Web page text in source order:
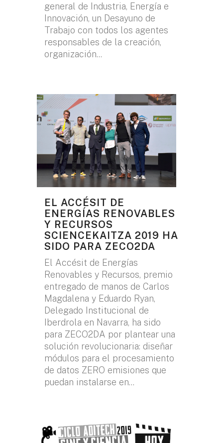
general de Industria, Energía e
Innovación, un Desayuno de
Trabajo con todos los agentes
responsables de la creación,
organización...
EL ACCÉSIT DE
ENERGÍAS RENOVABLES
Y RECURSOS
SCIENCEKAITZA 2019 HA
SIDO PARA ZECO2DA
El Accésit de Energías
Renovables y Recursos, premio
entregado de manos de Carlos
Magdalena y Eduardo Ryan,
Delegado Institucional de
Iberdrola en Navarra, ha sido
para ZECO2DA por plantear una
solución revolucionaria: diseñar
módulos para el procesamiento
de datos ZERO emisiones que
puedan instalarse en...